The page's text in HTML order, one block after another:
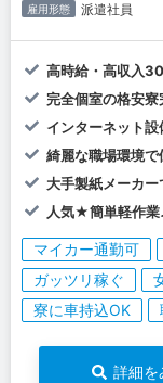
雇用形態 派遣社員
高時給・高収入
完全個室の格安寮
インターネット設
綺麗な職場環境
大手製紙メーカ
人気★簡単軽作
マイカー通勤可
ガッツリ稼ぐ
寮に車持込OK
詳細を